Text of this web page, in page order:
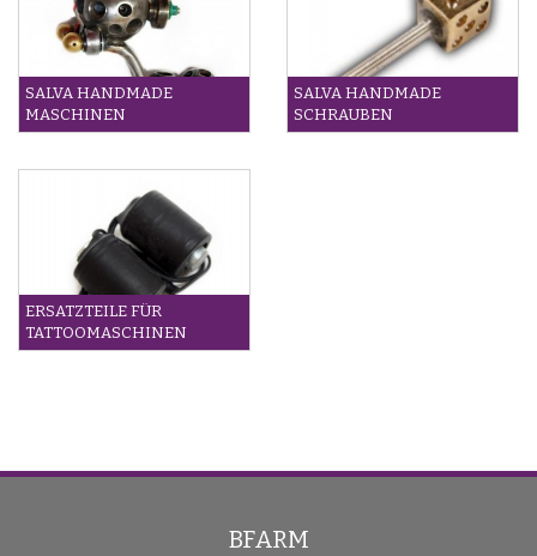
SALVA HANDMADE
MASCHINEN
SALVA HANDMADE
SCHRAUBEN
ERSATZTEILE FÜR
TATTOOMASCHINEN
BFARM